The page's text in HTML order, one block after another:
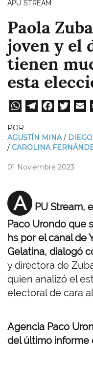
APU STREAM
Paola
joven y el
tienen
esta
W
ts
A
pp
Te
gr
a
m
Fa
bo
ok
tt
er
POR
AGUSTÍN MINA
CAROLINA
01 Noviembre 2023
A
PU Stream,
Paco Urondo que
hs por el canal de
Gelatina, dialogó
y directora de
quien analizó el
electoral de cara
Agencia Paco
del último informe